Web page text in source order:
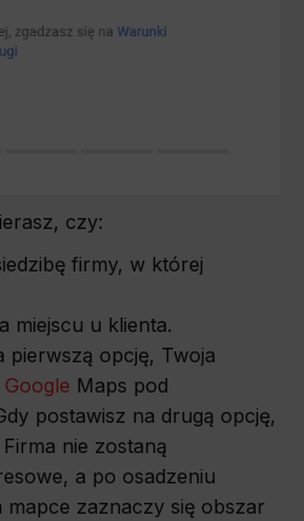
czy:
firmy, w której
miejscu u klienta.
pierwszą opcję, Twoja
Maps pod
postawisz na drugą opcję,
nie zostaną
a po osadzeniu
zaznaczy się obszar